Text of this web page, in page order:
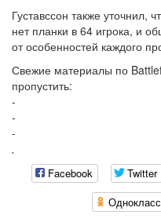
Густавссон также уточнил,
нет планки в 64 игрока, и
от особенностей каждого
Свежие материалы по
пропустить:
-
-
-
`
Facebook Twitter